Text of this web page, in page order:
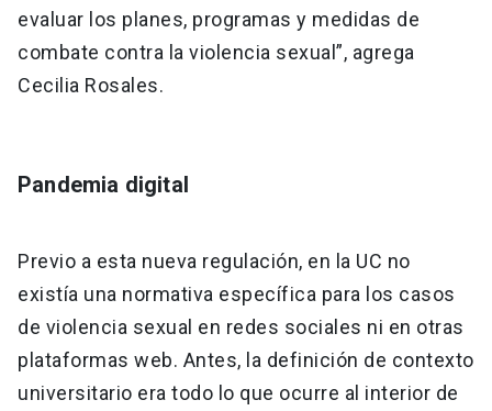
evaluar los planes, programas y medidas de
combate contra la violencia sexual”, agrega
Cecilia Rosales.
Pandemia digital
Previo a esta nueva regulación, en la UC no
existía una normativa específica para los casos
de violencia sexual en redes sociales ni en otras
plataformas web. Antes, la definición de contexto
universitario era todo lo que ocurre al interior de